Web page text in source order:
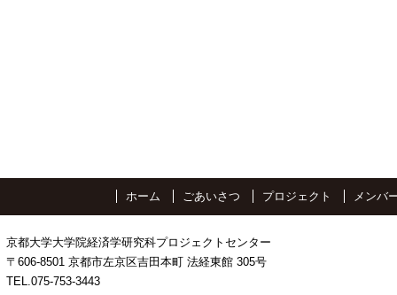
ホーム ごあいさつ プロジェクト メンバ
京都大学大学院経済学研究科プロジェクトセンター
〒606-8501 京都市左京区吉田本町 法経東館 305号
TEL.075-753-3443